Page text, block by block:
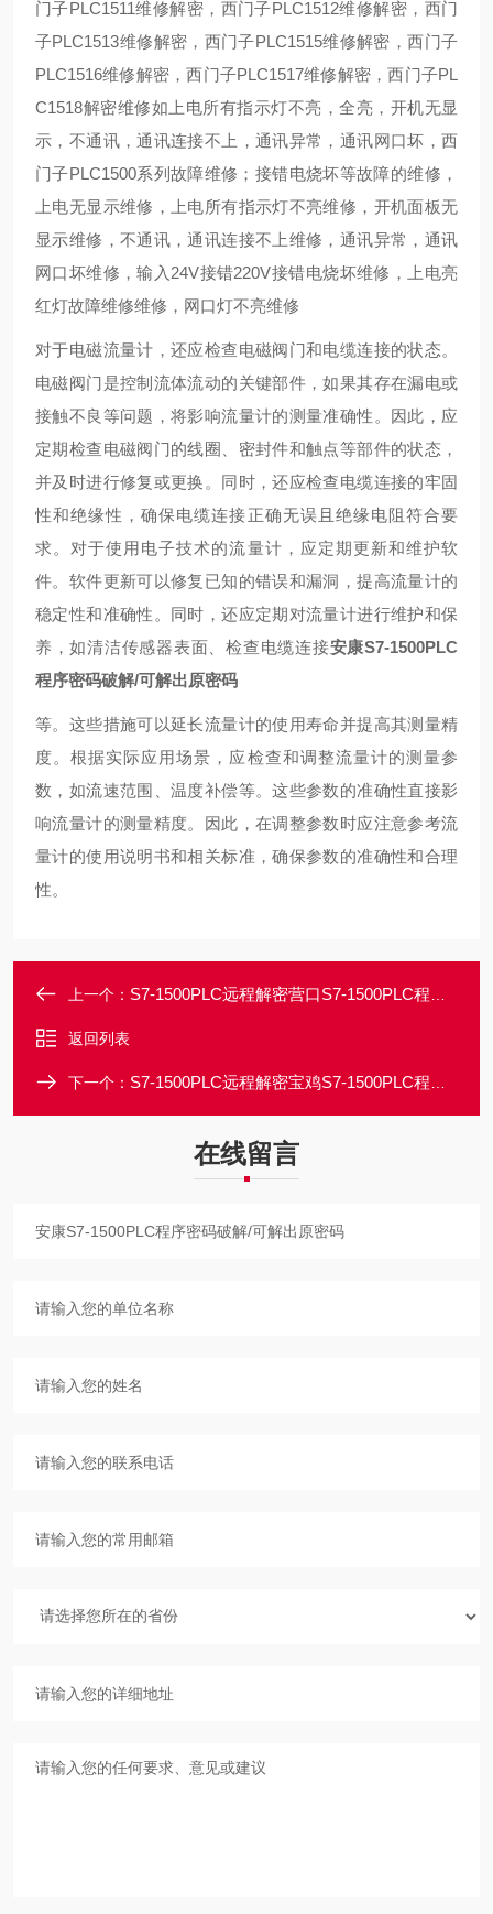
门子PLC1511维修解密，西门子PLC1512维修解密，西门
子PLC1513维修解密，西门子PLC1515维修解密，西门子
PLC1516维修解密，西门子PLC1517维修解密，西门子PL
C1518解密维修如上电所有指示灯不亮，全亮，开机无显
示，不通讯，通讯连接不上，通讯异常，通讯网口坏，西
门子PLC1500系列故障维修；接错电烧坏等故障的维修，
上电无显示维修，上电所有指示灯不亮维修，开机面板无
显示维修，不通讯，通讯连接不上维修，通讯异常，通讯
网口坏维修，输入24V接错220V接错电烧坏维修，上电亮
红灯故障维修维修，网口灯不亮维修
对于电磁流量计，还应检查电磁阀门和电缆连接的状态。
电磁阀门是控制流体流动的关键部件，如果其存在漏电或
接触不良等问题，将影响流量计的测量准确性。因此，应
定期检查电磁阀门的线圈、密封件和触点等部件的状态，
并及时进行修复或更换。同时，还应检查电缆连接的牢固
性和绝缘性，确保电缆连接正确无误且绝缘电阻符合要
求。对于使用电子技术的流量计，应定期更新和维护软
件。软件更新可以修复已知的错误和漏洞，提高流量计的
稳定性和准确性。同时，还应定期对流量计进行维护和保
养，如清洁传感器表面、检查电缆连接安康S7-1500PLC
程序密码破解/可解出原密码
等。这些措施可以延长流量计的使用寿命并提高其测量精
度。根据实际应用场景，应检查和调整流量计的测量参
数，如流速范围、温度补偿等。这些参数的准确性直接影
响流量计的测量精度。因此，在调整参数时应注意参考流
量计的使用说明书和相关标准，确保参数的准确性和合理
性。
上一个： S7-1500PLC远程解密营口S7-1500PLC程序上载密码忘记无损解密
返回列表
下一个： S7-1500PLC远程解密宝鸡S7-1500PLC程序解锁解密/可解出原密码
在线留言